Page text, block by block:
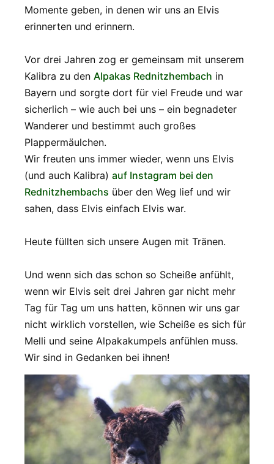
Momente geben, in denen wir uns an Elvis
erinnerten und erinnern.
Vor drei Jahren zog er gemeinsam mit unserem
Kalibra zu den Alpakas Rednitzhembach in
Bayern und sorgte dort für viel Freude und war
sicherlich – wie auch bei uns – ein begnadeter
Wanderer und bestimmt auch großes
Plappermäulchen.
Wir freuten uns immer wieder, wenn uns Elvis
(und auch Kalibra) auf Instagram bei den
Rednitzhembachs über den Weg lief und wir
sahen, dass Elvis einfach Elvis war.
Heute füllten sich unsere Augen mit Tränen.
Und wenn sich das schon so Scheiße anfühlt,
wenn wir Elvis seit drei Jahren gar nicht mehr
Tag für Tag um uns hatten, können wir uns gar
nicht wirklich vorstellen, wie Scheiße es sich für
Melli und seine Alpakakumpels anfühlen muss.
Wir sind in Gedanken bei ihnen!